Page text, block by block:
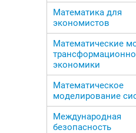
Математика для
экономистов
Математические
экономики
Математическое
моделирование
Международная
безопасность